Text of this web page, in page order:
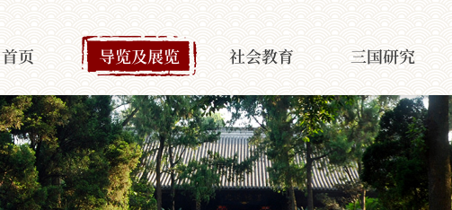
首页 导览及展览 社会教育 三国研究